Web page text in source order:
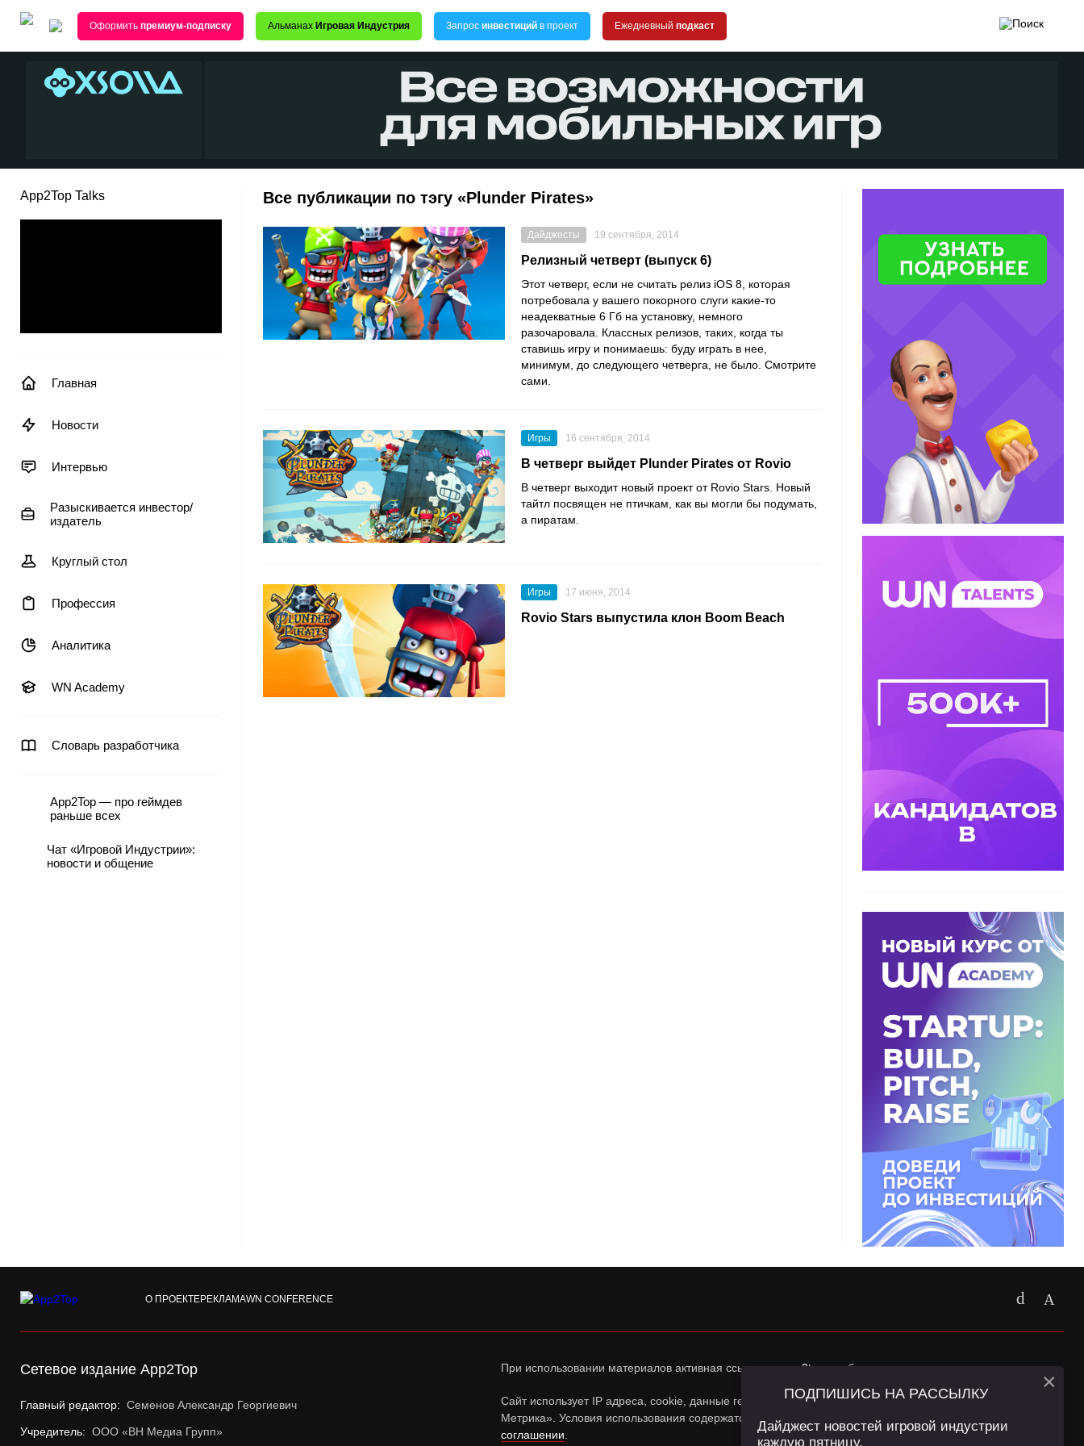
Оформить премиум-подписку Альманах Игровая Индустрия Запрос инвестиций в проект Ежедневный подкаст
App2Top Talks
Главная
Новости
Интервью
Разыскивается инвестор/
издатель
Круглый стол
Профессия
Аналитика
WN Academy
Словарь разработчика
App2Top — про геймдев
раньше всех
Чат «Игровой Индустрии»:
новости и общение
Все публикации по тэгу «Plunder Pirates»
Дайджесты 19 сентября, 2014
Релизный четверт (выпуск 6)
Этот четверг, если не считать релиз iOS 8, которая
потребовала у вашего покорного слуги какие-то
неадекватные 6 Гб на установку, немного
разочаровала. Классных релизов, таких, когда ты
ставишь игру и понимаешь: буду играть в нее,
минимум, до следующего четверга, не было. Смотрите
сами.
Игры 16 сентября, 2014
В четверг выйдет Plunder Pirates от Rovio
В четверг выходит новый проект от Rovio Stars. Новый
тайтл посвящен не птичкам, как вы могли бы подумать,
а пиратам.
Игры 17 июня, 2014
Rovio Stars выпустила клон Boom Beach
О ПРОЕКТЕРЕКЛАМАWN CONFERENCE
Сетевое издание App2Top
Главный редактор: Семенов Александр Георгиевич
Учредитель: ООО «ВН Медиа Групп»
При использовании материалов активная ссылка наapp2top.ruобязательна.
Сайт использует IP адреса, cookie, данные геолокации Пользователей сайта и сервис «Яндекс
Метрика». Условия использования содержатся в
Политике конфиденциальностии
соглашении
ПОДПИШИСЬ НА РАССЫЛКУ
Дайджест новостей игровой индустрии
каждую пятницу.
×